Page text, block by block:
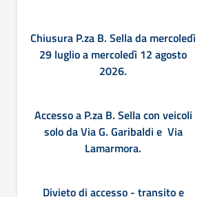
Chiusura P.za B. Sella da mercoledì
29 luglio a mercoledì 12 agosto
2026.
Accesso a P.za B. Sella con veicoli
solo da Via G. Garibaldi e Via
Lamarmora.
Divieto di accesso - transito e